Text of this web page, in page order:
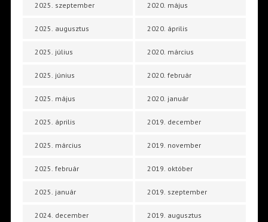
2025. szeptember
2025. augusztus
2025. július
2025. június
2025. május
2025. április
2025. március
2025. február
2025. január
2024. december
2020. május
2020. április
2020. március
2020. február
2020. január
2019. december
2019. november
2019. október
2019. szeptember
2019. augusztus